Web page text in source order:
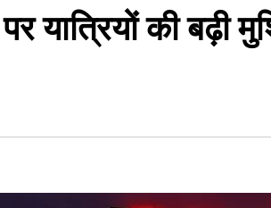
यात्रियों की बढ़ी